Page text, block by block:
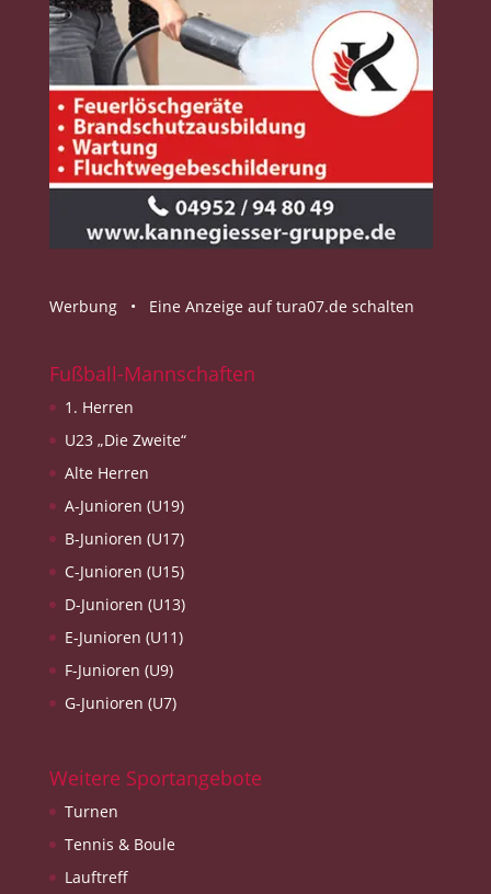
Werbung • Eine Anzeige auf tura07.de schalten
Fußball-Mannschaften
1. Herren
U23 „Die Zweite“
Alte Herren
A-Junioren (U19)
B-Junioren (U17)
C-Junioren (U15)
D-Junioren (U13)
E-Junioren (U11)
F-Junioren (U9)
G-Junioren (U7)
Weitere Sportangebote
Turnen
Tennis & Boule
Lauftreff